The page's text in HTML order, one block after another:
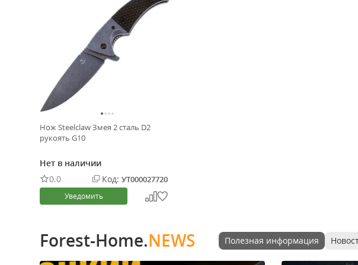
Нож Steelclaw Змея 2 сталь D2
рукоять G10
Нет в наличии
0.0
Код: УТ000027720
Уведомить
Forest-Home.NEWS Полезная информация